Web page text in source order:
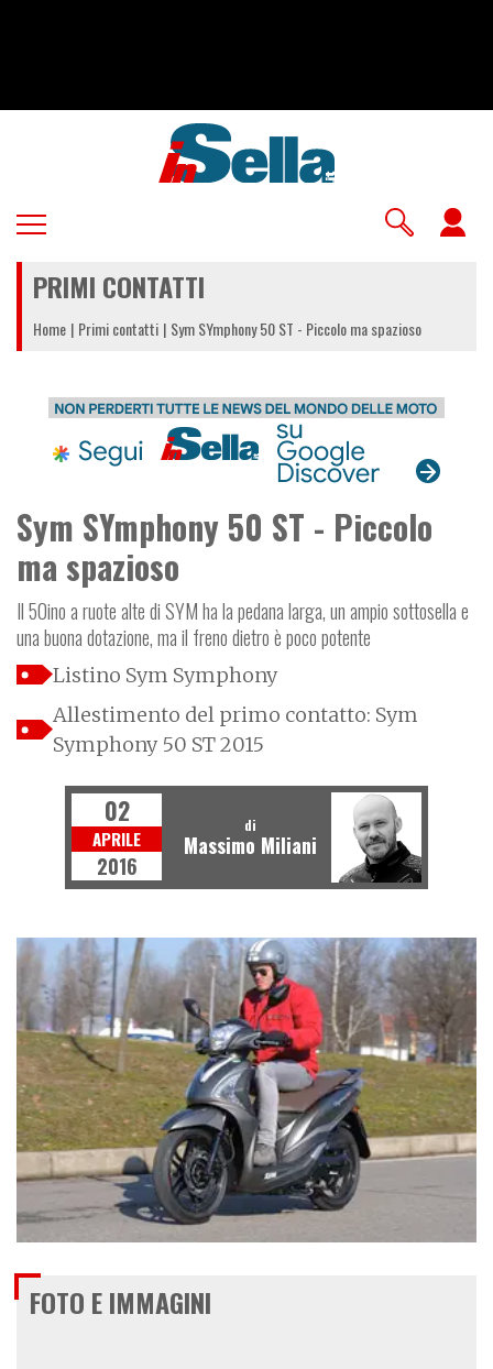
PRIMI CONTATTI
Home Primi contatti Sym SYmphony 50 ST - Piccolo ma spazioso
Sym SYmphony 50 ST - Piccolo
ma spazioso
Il 50ino a ruote alte di SYM ha la pedana larga, un ampio sottosella e
una buona dotazione, ma il freno dietro è poco potente
Listino Sym Symphony
Allestimento del primo contatto: Sym
Symphony 50 ST 2015
02
APRILE
2016
di
Massimo Miliani
€ 1.940
FOTO E IMMAGINI